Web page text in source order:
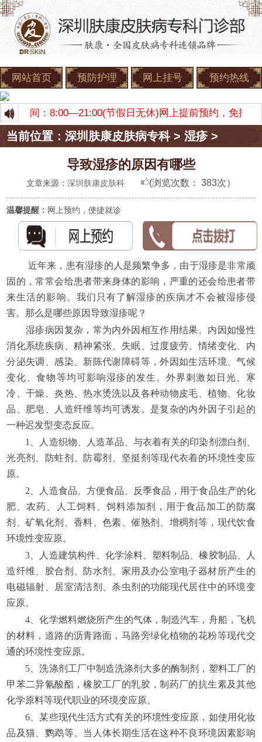
网站首页 预防护理 网上挂号 预约热线
诊时间：8:00—21:00(节假日无休)网上提前预约，免排队
当前位置：深圳肤康皮肤病专科>湿疹 >
导致湿疹的原因有哪些
文章来源： 深圳肤康皮肤科 (浏览次数： 383次）
温馨提醒： 网上预约，便捷就诊
近年来，患有湿疹的人是频繁争多，由于湿疹是非常顽
固的，常常会给患者带来身体的影响，严重的还会给患者带
来生活的影响。我们只有了解湿疹的疾病才不会被湿疹侵
害。那么是哪些原因导致湿疹呢？
湿疹病因复杂，常为内外因相互作用结果。内因如慢性
消化系统疾病、精神紧张、失眠、过度疲劳、情绪变化、内
分泌失调、感染、新陈代谢障碍等，外因如生活环境、气候
变化、食物等均可影响湿疹的发生。外界刺激如日光、寒
冷、干燥、炎热、热水烫洗以及各种动物皮毛、植物、化妆
品、肥皂、人造纤维等均可诱发。是复杂的内外因子引起的
一种迟发型变态反应。
1、人造织物、人造革品、与衣着有关的印染剂漂白剂、
光亮剂、防蛀剂、防霉剂、坚挺剂等现代衣着的环境性变应
原。
2、人造食品、方便食品、反季食品，用于食品生产的化
肥、农药、人工饲料、饲料添加剂，用于食品加工的防腐
剂、矿氧化剂、香料、色素、催熟剂、增稠剂等，现代饮食
环境性变应原。
3、人造建筑构件、化学涂料、塑料制品、橡胶制品、人
造纤维、胶合剂、防水剂、家用及办公室电子器材所产生的
电磁辐射、居室清洁剂、杀虫剂的功能现代居住中的环境变
应原。
4、化学燃料燃烧所产生的气体，制造汽车，舟船，飞机
的材料，道路的沥青路面，马路旁绿化植物的花粉等现代交
通的环境性变应原。
5、洗涤剂工厂中制造洗涤剂大多的酶制剂，塑料工厂的
甲苯二异氰酸酯，橡胶工厂的乳胶，制药厂的抗生素及其他
化学原料等现代职业的环境变应原。
6、某些现代生活方式有关的环境性变应原，如使用化妆
品及猫、鹦鹉等。当人体长期生活在这种不良环境因素影响